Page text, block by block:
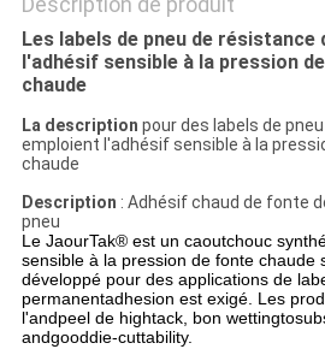
Les labels de pneu de
l'adhésif sensible à la pression
chaude
La description pour des labels de
emploient l'adhésif sensible à la
chaude
Description : Adhésif chaud de fonte
pneu
Le JaourTak® est un caoutchouc
sensible à la pression de fonte chaude
développé pour des applications de
permanentadhesion est exigé. Les
l'andpeel de hightack, bon
andgooddie-cuttability.